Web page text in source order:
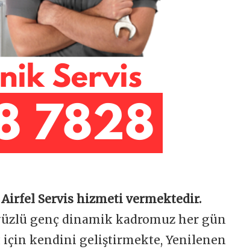
Servis hizmeti vermektedir.
genç dinamik kadromuz her gün
kendini geliştirmekte, Yenilenen